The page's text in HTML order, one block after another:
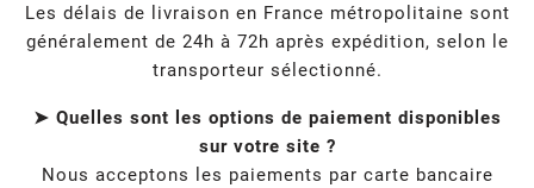
Les délais de livraison en France métropolitaine sont
généralement de 24h à 72h après expédition, selon le
transporteur sélectionné.
➤ Quelles sont les options de paiement disponibles
sur votre site ?
Nous acceptons les paiements par carte bancaire